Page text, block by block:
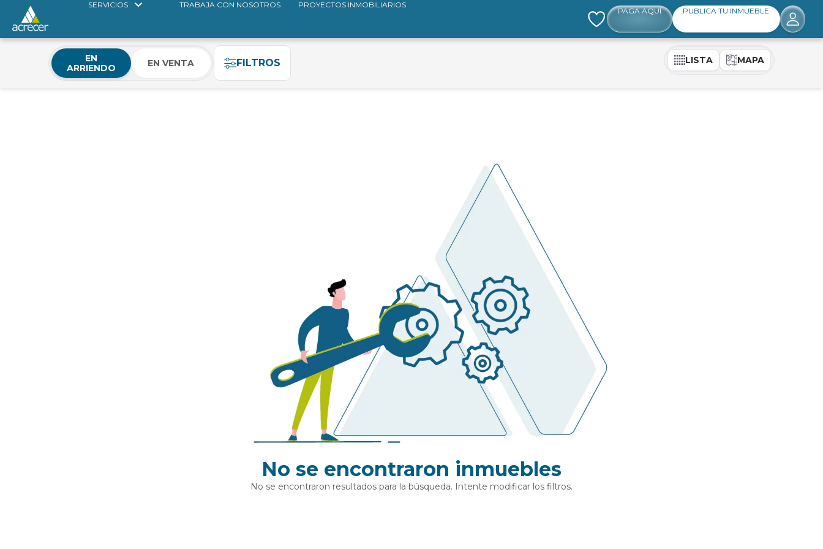
SERVICIOS TRABAJA CON NOSOTROS PROYECTOS INMOBILIARIOS
PAGA AQUÍ PUBLICA TU INMUEBLE
EN
ARRIENDO
EN VENTA FILTROS LISTA MAPA
No se encontraron inmuebles
No se encontraron resultados para la búsqueda. Intente modificar los filtros.